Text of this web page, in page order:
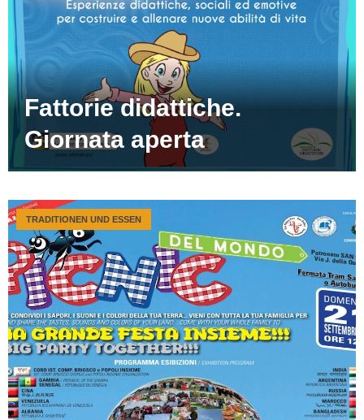
Fattorie didattiche.
Giornata aperta
TRADITIONEN UND ESSEN